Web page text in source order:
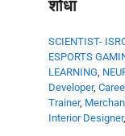
शोधा
SCIENTIST-
ESPORTS
LEARNING
Developer,
Trainer,
Interior Designer,